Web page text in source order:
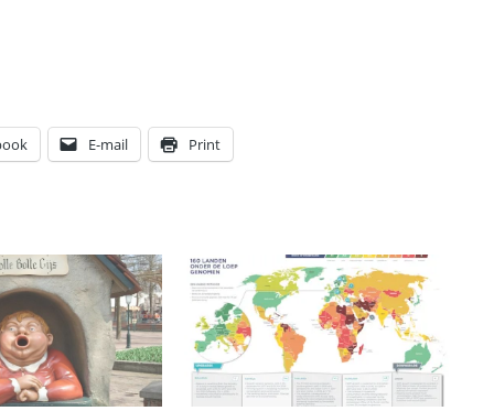
E-mail Print